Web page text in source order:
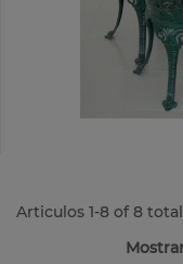
Articulos 1-8 of 8